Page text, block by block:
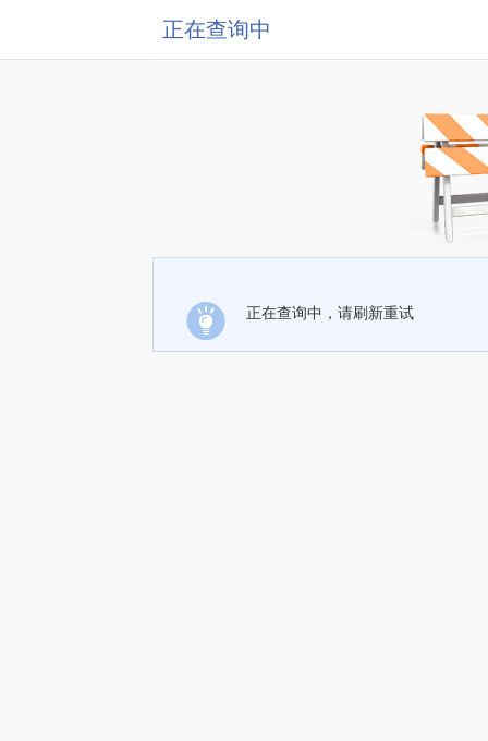
正在查询中
正在查询中，请刷新重试